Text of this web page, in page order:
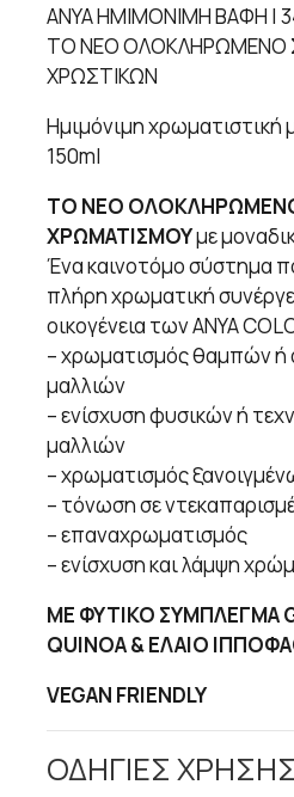
ANYA ΗΜΙΜΟΝΙΜΗ ΒΑΦΗ |
ΤΟ ΝΕΟ ΟΛΟΚΛΗΡΩΜΕΝΟ
ΧΡΩΣΤΙΚΩΝ
Ημιμόνιμη
150ml
ΤΟ ΝΕΟ
ΧΡΩΜΑΤΙΣΜΟΥμε
Ένα καινοτόμο σύστημα
πλήρη χρωματική
οικογένεια των ANYA
– χρωματισμός θαμπών
μαλλιών
– ενίσχυση φυσικών ή
μαλλιών
– χρωματισμός
– τόνωση σε
– επαναχρωματισμός
– ενίσχυση και λάμψη
ΜΕ ΦΥΤΙΚΟ ΣΥΜΠΛΕΓΜΑ
QUINOA & ΕΛΑΙΟ
VEGAN FRIENDLY
ΟΔΗΓΙΕΣ ΧΡΗΣΗΣ